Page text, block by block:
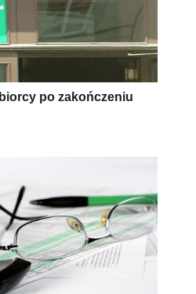
po zakończeniu